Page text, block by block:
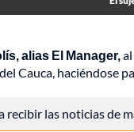
alias El Manager,
Cauca, haciéndose
recibir las noticias de